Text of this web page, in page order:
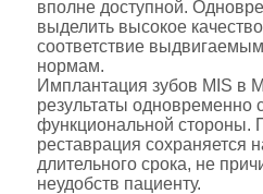
вполне доступной.
выделить высокое
соответствие
нормам.
Имплантация зубов MIS в
результаты одновременно
функциональной стороны.
реставрация сохраняется
длительного срока, не
неудобств пациенту.